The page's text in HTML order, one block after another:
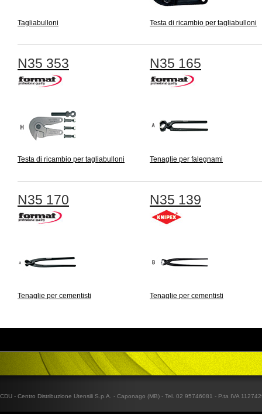
Tagliabulloni Testa di ricambio per tagliabulloni
N35 353
Testa di ricambio per tagliabulloni
N35 165
Tenaglie per falegnami
N35 170
Tenaglie per cementisti
N35 139
Tenaglie per cementisti
CDU - Centro Distribuzione Utensili S.p.A. - Caponago (MB) - Tel. 02 95746081 - P.ta IVA